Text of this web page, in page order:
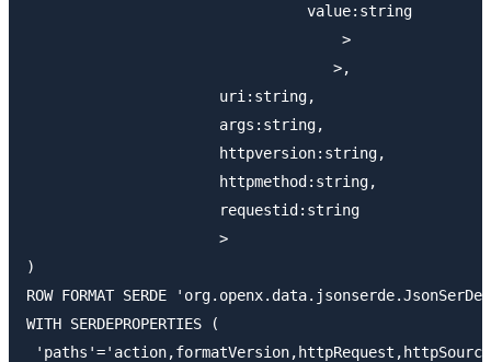
                                value:string
                                    >
                                   >,
                      uri:string,
                      args:string,
                      httpversion:string,
                      httpmethod:string,
                      requestid:string
                      >
)
ROW FORMAT SERDE 'org.openx.data.jsonserde.JsonSerDe'
WITH SERDEPROPERTIES (